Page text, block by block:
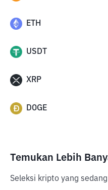
ETH
USDT
XRP
DOGE
Temukan Lebih
Seleksi kripto yang